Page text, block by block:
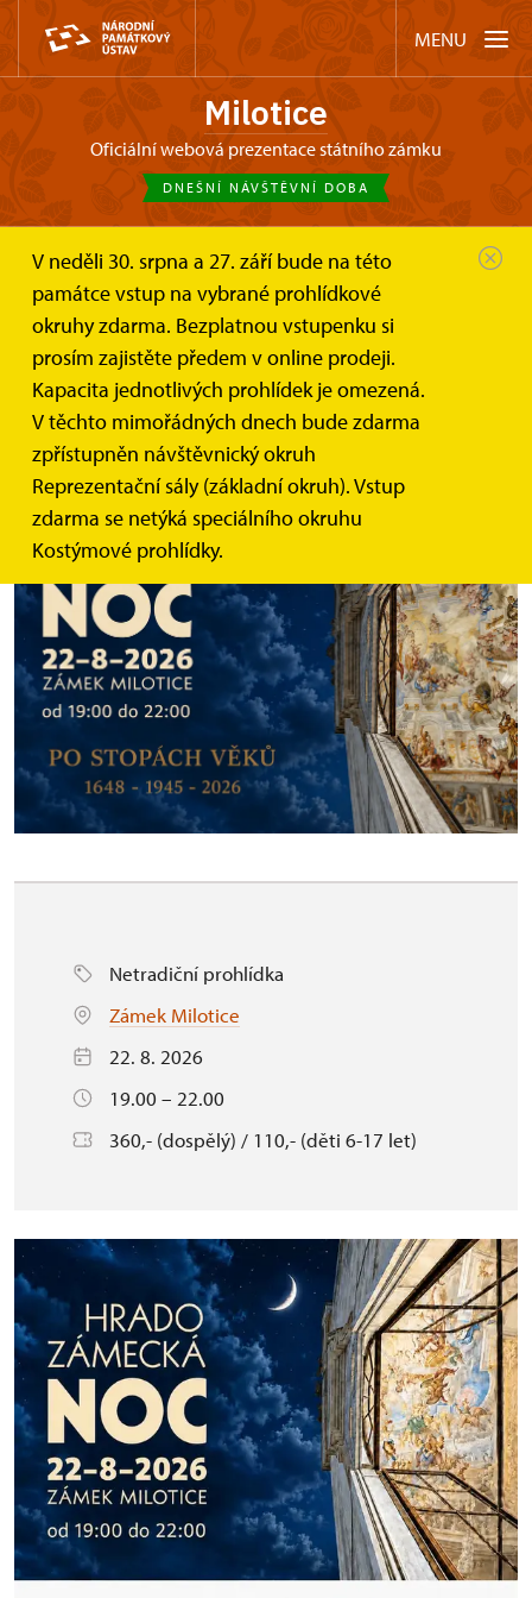
MENU
Milotice
oficiální webová prezentace státního zámku
DNEŠNÍ NÁVŠTĚVNÍ DOBA
V neděli 30. srpna a 27. září bude na této
památce vstup na vybrané prohlídkové
okruhy zdarma. Bezplatnou vstupenku si
prosím zajistěte předem v online prodeji.
Kapacita jednotlivých prohlídek je omezená.
V těchto mimořádných dnech bude zdarma
zpřístupněn návštěvnický okruh
Reprezentační sály (základní okruh). Vstup
zdarma se netýká speciálního okruhu
Kostýmové prohlídky.
Zámek Milotice
Akce
Hradozámecká noc na zámku Milotice
Hradozámecká noc na zámku
Milotice
Netradiční prohlídka
Zámek Milotice
22. 8. 2026
19.00 – 22.00
360,- (dospělý) / 110,- (děti 6-17 let)